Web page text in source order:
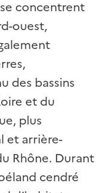
concentrent
ouest,
des bassins
et du
plus
et arrière-
Rhône. Durant
cendré